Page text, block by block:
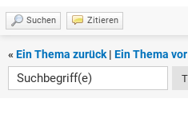
Suchen Zitieren
« Ein Thema zurück| Ein Thema vor